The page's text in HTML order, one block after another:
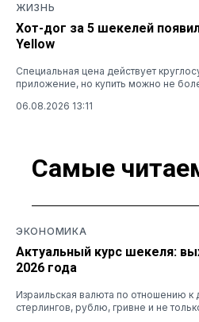
ЖИЗНЬ
Хот-дог за 5 шекелей
Yellow
Специальная цена действует
приложение, но купить можно не
06.08.2026 13:11
Самые
ЭКОНОМИКА
Актуальный курс шекеля:
2026 года
Израильская валюта по отношению к
стерлингов, рублю, гривне и не